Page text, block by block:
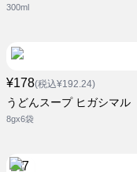
300ml
¥178(税込¥192.24)
うどんスープ ヒガシマル
8gx6袋